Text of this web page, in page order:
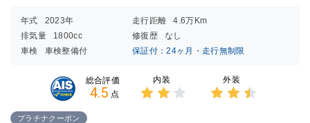
年式 2023年 走行距離
4.6万Km
排気量
1800cc 修復歴
なし
車検
車検整備付 保証付：24ヶ月・走行無制限
総合評価
4.5 点
内装 外装
プラチナクーポン